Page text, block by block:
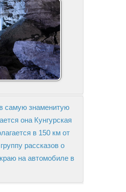
самую знаменитую
она Кунгурская
в 150 км от
рассказов о
на автомобиле в